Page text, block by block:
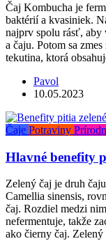
Čaj Kombucha je
baktérií a kvasiniek.
najprv spolu rásť,
a čaju. Potom sa
tekutina, ktorá
Pavol
10.05.2023
Čaje Potraviny
Hlavné benefity
Zelený čaj je druh
Camellia sinensis,
čaj. Rozdiel medzi
nefermentuje, takže
ako čierny čaj. Zelený